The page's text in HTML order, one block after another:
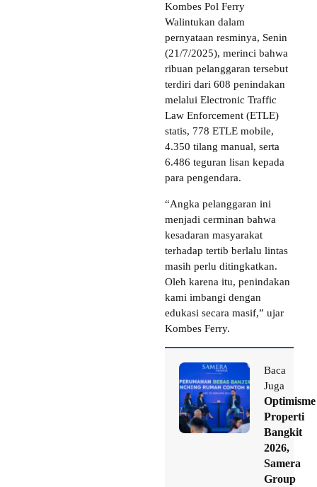
Kombes Pol Ferry
Walintukan dalam
pernyataan resminya, Senin
(21/7/2025), merinci bahwa
ribuan pelanggaran tersebut
terdiri dari 608 penindakan
melalui Electronic Traffic
Law Enforcement (ETLE)
statis, 778 ETLE mobile,
4.350 tilang manual, serta
6.486 teguran lisan kepada
para pengendara.
“Angka pelanggaran ini
menjadi cerminan bahwa
kesadaran masyarakat
terhadap tertib berlalu lintas
masih perlu ditingkatkan.
Oleh karena itu, penindakan
kami imbangi dengan
edukasi secara masif,” ujar
Kombes Ferry.
Baca
Juga
Optimisme
Properti
Bangkit
2026,
Samera
Group